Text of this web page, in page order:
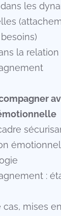
les
la relation
:
cas, mises en